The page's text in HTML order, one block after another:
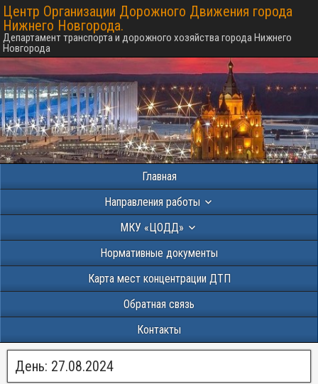
Центр Организации Дорожного Движения города
Нижнего Новгорода.
Департамент транспорта и дорожного хозяйства города Нижнего
Новгорода
Главная
Направления работы
МКУ «ЦОДД»
Нормативные документы
Карта мест концентрации ДТП
Обратная связь
Контакты
День: 27.08.2024